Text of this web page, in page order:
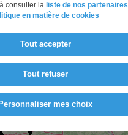
2
consulter la liste de nos partenaires
en matière de cookies
Tout accepter
Tout refuser
Personnaliser mes choix